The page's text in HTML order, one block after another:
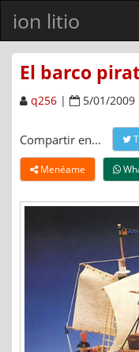
ion litio
El barco
q256 | 5/01/2009
Compartir en...
Menéame